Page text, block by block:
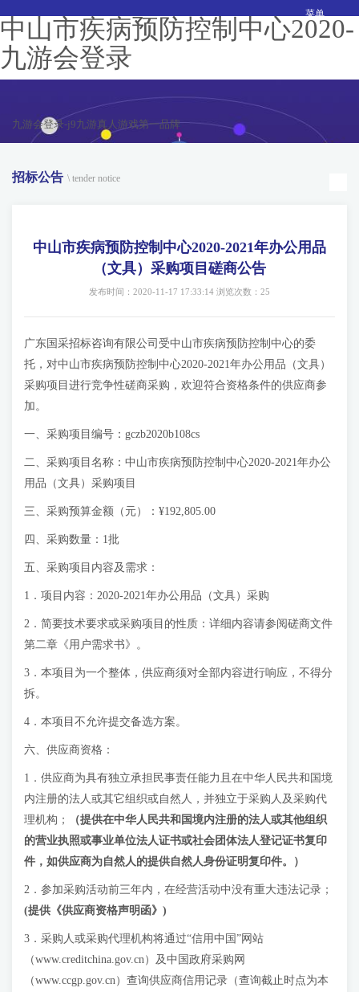
中山市疾病预防控制中心2020-
九游会登录
九游会登录-j9九游真人游戏第一品牌
菜单
招标公告 \ tender notice
中山市疾病预防控制中心2020-2021年办公用品
（文具）采购项目磋商公告
发布时间：2020-11-17 17:33:14 浏览次数：25
广东国采招标咨询有限公司受中山市疾病预防控制中心的委
托，对中山市疾病预防控制中心2020-2021年办公用品（文具）
采购项目进行竞争性磋商采购，欢迎符合资格条件的供应商参
加。
一、采购项目编号：gczb2020b108cs
二、采购项目名称：中山市疾病预防控制中心2020-2021年办公
用品（文具）采购项目
三、采购预算金额（元）：¥192,805.00
四、采购数量：1批
五、采购项目内容及需求：
1．项目内容：2020-2021年办公用品（文具）采购
2．简要技术要求或采购项目的性质：详细内容请参阅磋商文件
第二章《用户需求书》。
3．本项目为一个整体，供应商须对全部内容进行响应，不得分
拆。
4．本项目不允许提交备选方案。
六、供应商资格：
1．供应商为具有独立承担民事责任能力且在中华人民共和国境
内注册的法人或其它组织或自然人，并独立于采购人及采购代
理机构；
（提供在中华人民共和国境内注册的法人或其他组织
的营业执照或事业单位法人证书或社会团体法人登记证书复印
件，如供应商为自然人的提供自然人身份证明复印件。）
2．参加采购活动前三年内，在经营活动中没有重大违法记录；
(提供《供应商资格声明函》)
3．采购人或采购代理机构将通过“信用中国”网站
（www.creditchina.gov.cn）及中国政府采购网
（www.ccgp.gov.cn）查询供应商信用记录（查询截止时点为本